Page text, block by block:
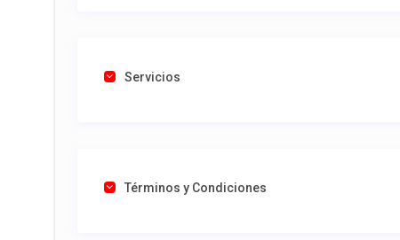
Servicios
Términos y Condiciones